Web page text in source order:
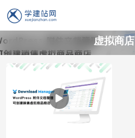
虚拟商店